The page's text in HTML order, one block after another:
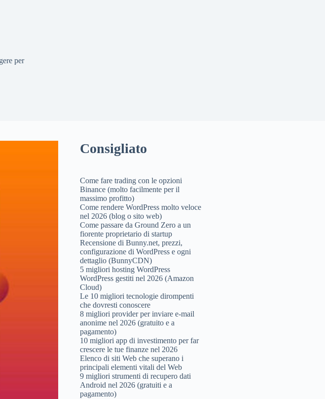
per
Consigliato
Come fare trading con le opzioni
Binance (molto facilmente per il
massimo profitto)
Come rendere WordPress molto veloce
nel 2026 (blog o sito web)
Come passare da Ground Zero a un
fiorente proprietario di startup
Recensione di Bunny.net, prezzi,
configurazione di WordPress e ogni
dettaglio (BunnyCDN)
5 migliori hosting WordPress
WordPress gestiti nel 2026 (Amazon
Cloud)
Le 10 migliori tecnologie dirompenti
che dovresti conoscere
8 migliori provider per inviare e-mail
anonime nel 2026 (gratuito e a
pagamento)
10 migliori app di investimento per far
crescere le tue finanze nel 2026
Elenco di siti Web che superano i
principali elementi vitali del Web
9 migliori strumenti di recupero dati
Android nel 2026 (gratuiti e a
pagamento)